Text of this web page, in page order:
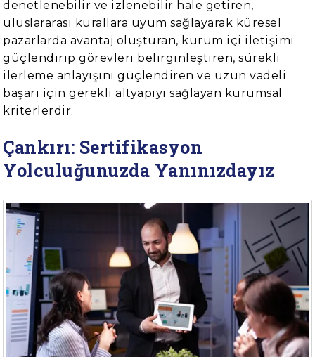
denetlenebilir ve izlenebilir hale getiren,
uluslararası kurallara uyum sağlayarak küresel
pazarlarda avantaj oluşturan, kurum içi iletişimi
güçlendirip görevleri belirginleştiren, sürekli
ilerleme anlayışını güçlendiren ve uzun vadeli
başarı için gerekli altyapıyı sağlayan kurumsal
kriterlerdir.
Çankırı: Sertifikasyon
Yolculuğunuzda Yanınızdayız